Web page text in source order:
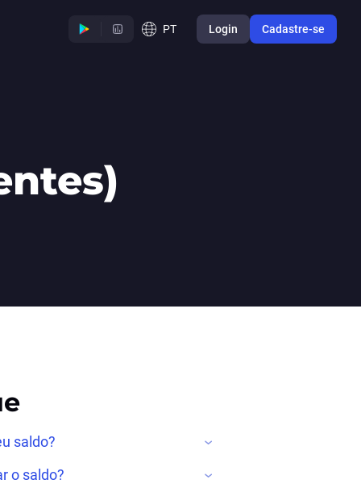
PT Login Cadastre-se
saldo?
o saldo?